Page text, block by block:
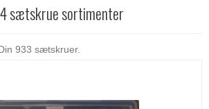
sætskrue sortimenter
933 sætskruer.